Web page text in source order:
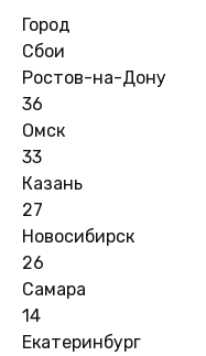
Город
Сбои
Ростов-на-Дону
36
Омск
33
Казань
27
Новосибирск
26
Самара
14
Екатеринбург